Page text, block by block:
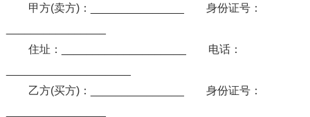
甲方(卖方)：_______________ 身份证号：
住址：____________________ 电话：
乙方(买方)：_______________ 身份证号：